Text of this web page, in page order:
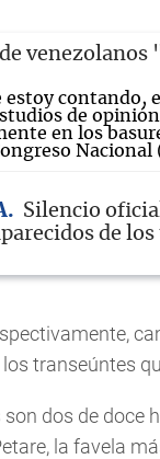
venezolanos
contando,
de
en los
Silencio
de
transeúntes
son dos de doce
la favela